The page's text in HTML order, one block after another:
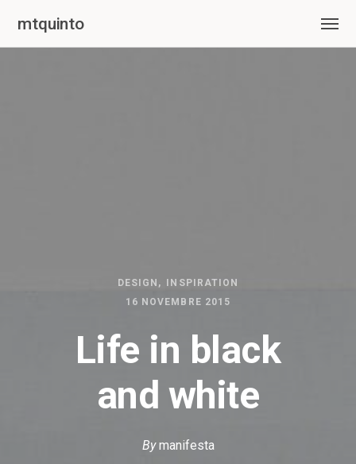
mtquinto
DESIGN
INSPIRATION
16 NOVEMBRE 2015
Life in black
and white
Bymanifesta